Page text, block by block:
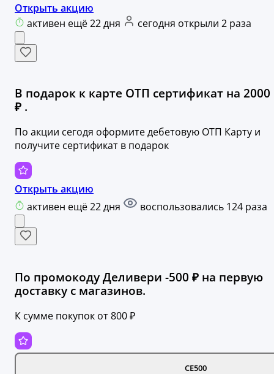
Открыть акцию
активен ещё 22 дня
сегодня открыли 2 раза
В подарок к карте ОТП сертификат на 2000
₽ .
По акции сегодя оформите дебетовую ОТП Карту и
получите сертификат в подарок
Открыть акцию
активен ещё 22 дня
воспользовались 124 раза
По промокоду Деливери -500 ₽ на первую
доставку с магазинов.
К сумме покупок от 800 ₽
CE500